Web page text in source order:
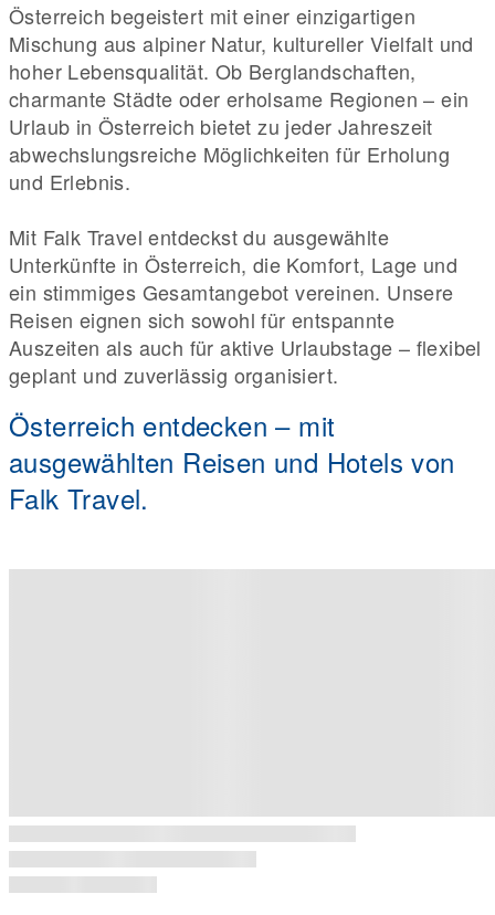
Österreich begeistert mit einer einzigartigen
Mischung aus alpiner Natur, kultureller Vielfalt und
hoher Lebensqualität. Ob Berglandschaften,
charmante Städte oder erholsame Regionen – ein
Urlaub in Österreich bietet zu jeder Jahreszeit
abwechslungsreiche Möglichkeiten für Erholung
und Erlebnis.
Mit Falk Travel entdeckst du ausgewählte
Unterkünfte in Österreich, die Komfort, Lage und
ein stimmiges Gesamtangebot vereinen. Unsere
Reisen eignen sich sowohl für entspannte
Auszeiten als auch für aktive Urlaubstage – flexibel
geplant und zuverlässig organisiert.
Österreich entdecken – mit
ausgewählten Reisen und Hotels von
Falk Travel.